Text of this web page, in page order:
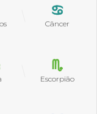
Câncer
Escorpião